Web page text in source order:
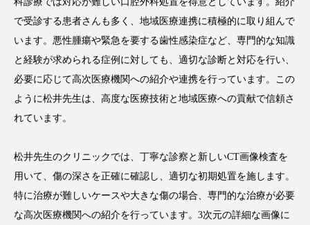
で受診する患者さんも多く、地域医療連携に積極的に取り組んで
います。悪性腫瘍や緊急を要する歯性感染症など、専門的な知識
と経験が求められる症例に対しても、適切な診断と対応を行い、
必要に応じて高次医療機関への紹介や連携を行っています。この
ように松井先生は、高度な医療技術と地域医療への貢献で信頼さ
れています。
松井先生のクリニックでは、丁寧な診察と新しいCT画像検査を
用いて、傷の深さを正確に確認し、適切な初期処置を施します。
特に治療が難しいケースや大きな傷の場合、専門的な治療が必要
な高次医療機関への紹介を行っています。3次元の詳細な画像に